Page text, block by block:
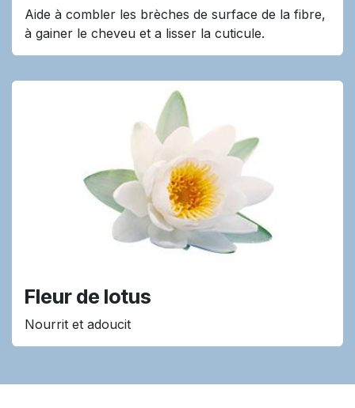
Aide à combler les brèches de surface de la fibre,
à gainer le cheveu et a lisser la cuticule.
Fleur de lotus
Nourrit et adoucit